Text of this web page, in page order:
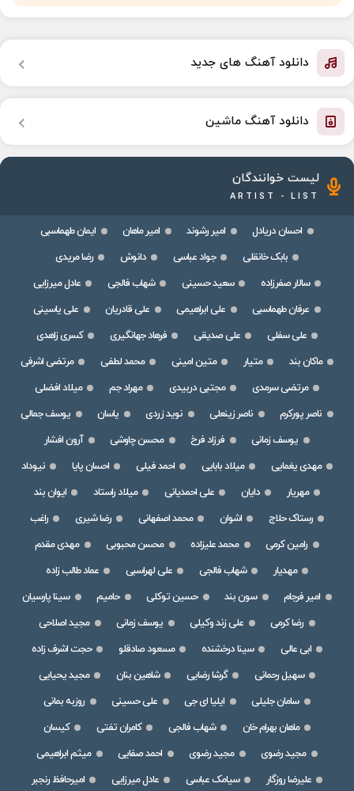
دانلود آهنگ های جدید
دانلود آهنگ ماشین
لیست خوانندگان
ARTIST - LIST
احسان دریادل امیر رشوند امیر ماهان
ایمان طهماسبی
بابک خانقلی
جواد عباسی دانوش
رضا مریدی
سالار صفرزاده
سعید حسینی شهاب فالجی
عادل میرزایی
عرفان طهماسبی
علی ابراهیمی علی قادریان
علی یاسینی
علی سفلی
علی صدیقی فرهاد جهانگیری
کسری زاهدی
ماکان بند
متیار متین امینی محمد لطفی
مرتضی اشرفی
مرتضی سرمدی
مجتبی دربیدی مهراد جم
میلاد افضلی
ناصر پورکرم
ناصر زینعلی نوید زردی یاسان
یوسف جمالی
یوسف زمانی
فرزاد فرخ محسن چاوشی
آرون افشار
مهدی یغمایی
میلاد بابایی احمد فیلی احسان پایا
نیوداد
مهریار
دایان علی احمدیانی میلاد راستاد
ایوان بند
رستاک حلاج
اشوان محمد اصفهانی رضا شیری
راغب
رامین کرمی
محمد علیزاده محسن محبوبی
مهدی مقدم
مهدیار
شهاب فالجی علی لهراسبی
عماد طالب زاده
امیر فرجام
سون بند حسین توکلی حامیم
سینا پارسیان
رضا کرمی
علی زند وکیلی یوسف زمانی
مجید اصلاحی
ابی عالی
سینا درخشنده مسعود صادقلو
حجت اشرف زاده
سهیل رحمانی
گرشا رضایی شاهین بنان
مجید یحیایی
سامان جلیلی
ایلیا ای جی علی حسینی
روزبه بمانی
ماهان بهرام خان
شهاب فالجی کامران تفتی
کیسان
مجید رضوی
مجید رضوی احمد صفایی
میثم ابراهیمی
علیرضا روزگار
سیامک عباسی عادل میرزایی
امیرحافظ رنجبر